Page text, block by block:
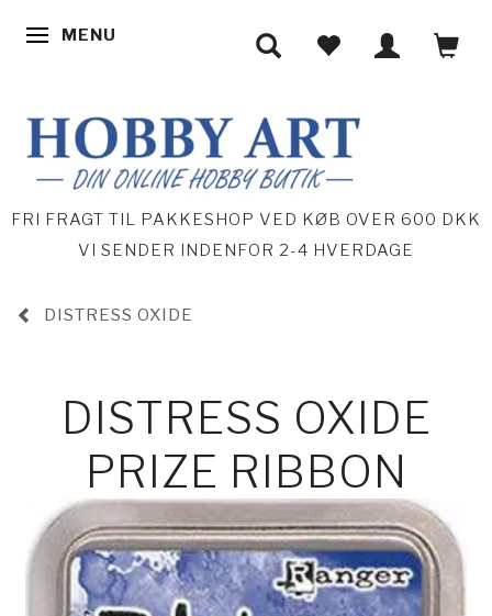
SKIFTE NAVIGATION
MENU
FRI FRAGT TIL PAKKESHOP VED KØB OVER 600 DKK
VI SENDER INDENFOR 2-4 HVERDAGE
DISTRESS OXIDE
DISTRESS OXIDE
PRIZE RIBBON